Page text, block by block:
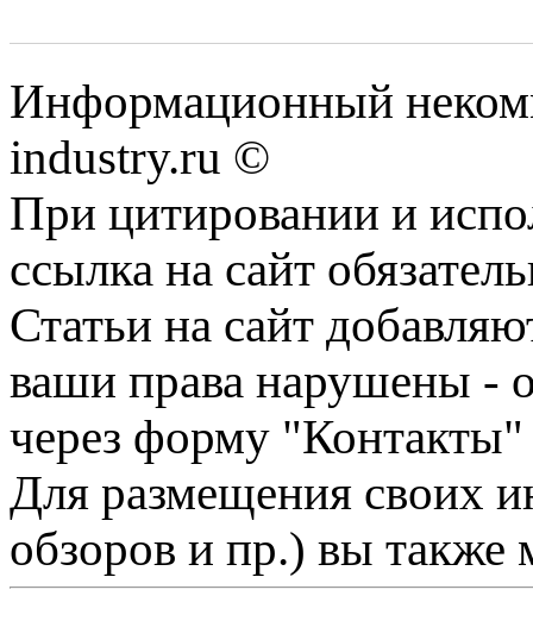
Информационный
industry.ru ©
При цитировании и
ссылка на сайт
Статьи на сайт
ваши права нарушены -
через форму "Контакты"
Для размещения своих
обзоров и пр.) вы также